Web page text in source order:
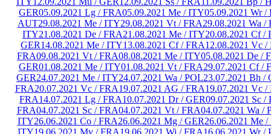
GER05.09.2021 Lg / FRA05.09.2021 Me / ITY05.09.2021 Wr /
AUT29.08.2021 Me / ITY29.08.2021 Vt / FRA29.08.2021 Wa /
ITY21.08.2021 De / FRA21.08.2021 Me / ITY20.08.2021 Cf /
GER14.08.2021 Me / ITY13.08.2021 Cf / FRA12.08.2021 Vc /
FRA09.08.2021 Vt / FRA08.08.2021 Me / ITY05.08.2021 De /
GER01.08.2021 Me / ITY01.08.2021 Vt / FRA29.07.2021 Cf /
GER24.07.2021 Me / ITY24.07.2021 Wa / POL23.07.2021 Bh /
FRA20.07.2021 Vc / FRA19.07.2021 AG / FRA19.07.2021 Vc /
FRA14.07.2021 Lg / FRA10.07.2021 Dr / GER09.07.2021 Sc /
FRA04.07.2021 Sc / FRA04.07.2021 Vt / FRA04.07.2021 Wa /
ITY26.06.2021 Co / FRA26.06.2021 Mg / GER26.06.2021 Me
ITY19.06.2021 Mv / FRA19.06.2021 Wi / FRA16.06.2021 Wr /